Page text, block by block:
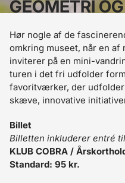
GEOMETRI
Hør nogle af de
omkring museet, når en
inviterer på en mini-
turen i det fri udfolder
favoritværker, der
skæve, innovative
Billet
Billetten inkluderer entré
KLUB COBRA /
Standard: 95 kr.